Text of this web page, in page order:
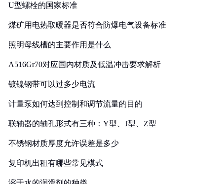
U型螺栓的国家标准
煤矿用电热取暖器是否符合防爆电气设备标准
照明母线槽的主要作用是什么
A516Gr70对应国内材质及低温冲击要求解析
镀镍钢带可以过多少电流
计量泵如何达到控制和调节流量的目的
联轴器的轴孔形式有三种：Y型、J型、Z型
不锈钢材质厚度允许误差是多少
复印机出租有哪些常见模式